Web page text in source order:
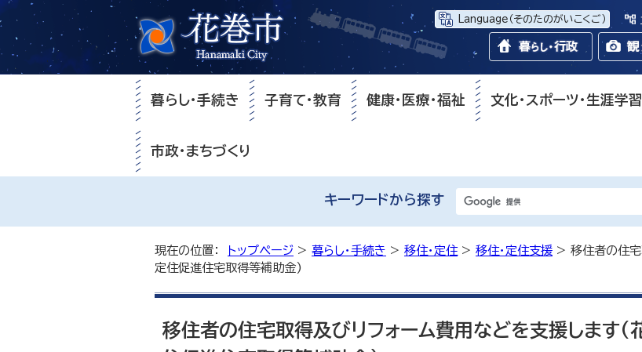
Language （そのたのがいこくご）
暮らし・手続き 子育て・教育 健康・医療・福祉 文化・スポーツ・生涯学習
市政・まちづくり
キーワードから探す
現在の位置： トップページ > 暮らし・手続き > 移住・定住> 移住・定住支援 > 移住者の住宅
定住促進住宅取得等補助金)
移住者の住宅取得及びリフォーム費用などを支援します(